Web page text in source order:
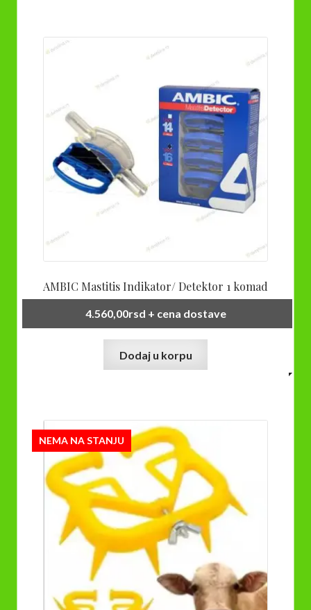
AMBIC Mastitis Indikator/ Detektor 1 komad
4.560,00rsd + cena dostave
Dodaj u korpu
NEMA NA STANJU